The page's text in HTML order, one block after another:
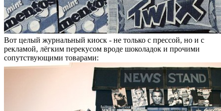
Вот целый журнальный киоск - не только с прессой, но и с
рекламой, лёгким перекусом вроде шоколадок и прочими
сопутствующими товарами: